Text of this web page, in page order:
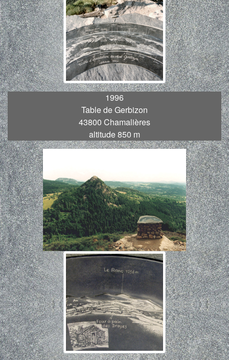
1996
Table de Gerbizon
43800 Chamalières
altitude 850 m